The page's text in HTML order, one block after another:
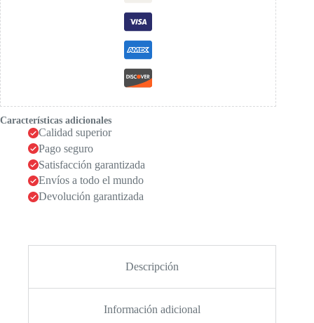
Características adicionales
Calidad superior
Pago seguro
Satisfacción garantizada
Envíos a todo el mundo
Devolución garantizada
Descripción
Información adicional